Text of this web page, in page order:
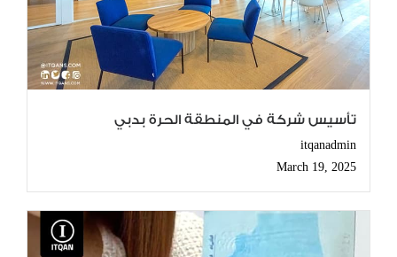
تأسيس شركة في المنطقة الحرة بدبي
itqanadmin
March 19, 2025